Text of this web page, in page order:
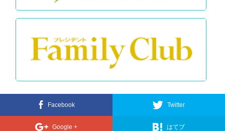
Facebook Twitter
Google + はてブ